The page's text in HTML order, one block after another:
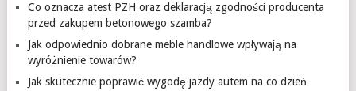
Co oznacza atest PZH oraz deklaracją zgodności producenta
przed zakupem betonowego szamba?
Jak odpowiednio dobrane meble handlowe wpływają na
wyróżnienie towarów?
Jak skutecznie poprawić wygodę jazdy autem na co dzień